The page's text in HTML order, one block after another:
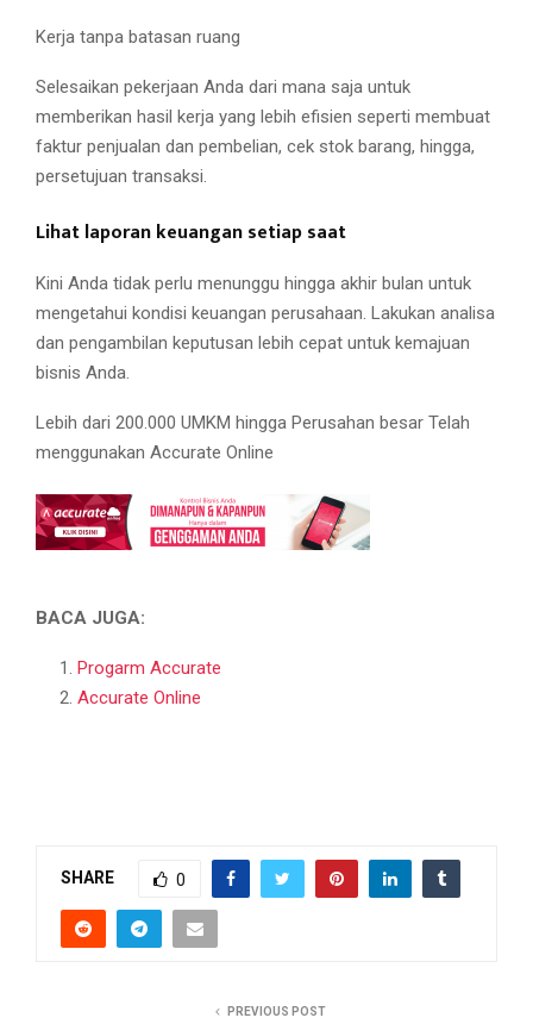
Kerja tanpa batasan ruang
Selesaikan pekerjaan Anda dari mana saja untuk
memberikan hasil kerja yang lebih efisien seperti membuat
faktur penjualan dan pembelian, cek stok barang, hingga,
persetujuan transaksi.
Lihat laporan keuangan setiap saat
Kini Anda tidak perlu menunggu hingga akhir bulan untuk
mengetahui kondisi keuangan perusahaan. Lakukan analisa
dan pengambilan keputusan lebih cepat untuk kemajuan
bisnis Anda.
Lebih dari 200.000 UMKM hingga Perusahan besar Telah
menggunakan Accurate Online
BACA JUGA:
Progarm Accurate
Accurate Online
SHARE 0
PREVIOUS POST